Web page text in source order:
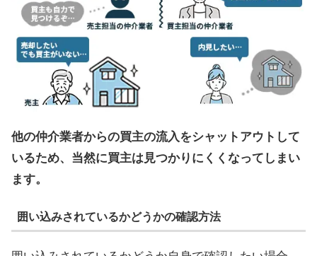
他の仲介業者からの買主の流入をシャットアウトして
いるため、当然に買主は見つかりにくくなってしまい
ます。
囲い込みされているかどうかの確認方法